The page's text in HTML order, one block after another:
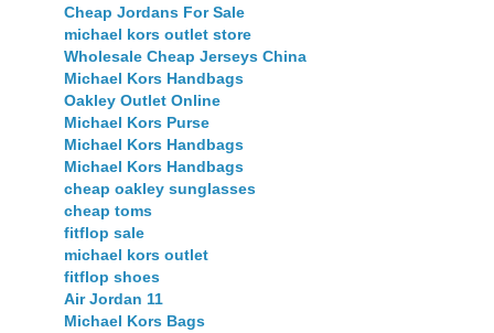
Cheap Jordans For Sale
michael kors outlet store
Wholesale Cheap Jerseys China
Michael Kors Handbags
Oakley Outlet Online
Michael Kors Purse
Michael Kors Handbags
Michael Kors Handbags
cheap oakley sunglasses
cheap toms
fitflop sale
michael kors outlet
fitflop shoes
Air Jordan 11
Michael Kors Bags